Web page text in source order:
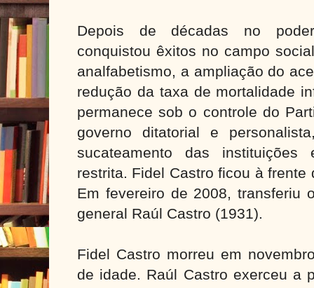
Depois de décadas no
conquistou êxitos no campo
analfabetismo, a ampliação do
redução da taxa de mortalidade
permanece sob o controle do
governo ditatorial e
sucateamento das
restrita. Fidel Castro ficou à
Em fevereiro de 2008, transferiu
general Raúl Castro (1931).
Fidel Castro morreu em
de idade. Raúl Castro exerceu a